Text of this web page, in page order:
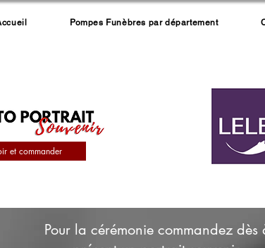
Pompes Funèbres par département
et commander
Pour la cérémonie commandez dès